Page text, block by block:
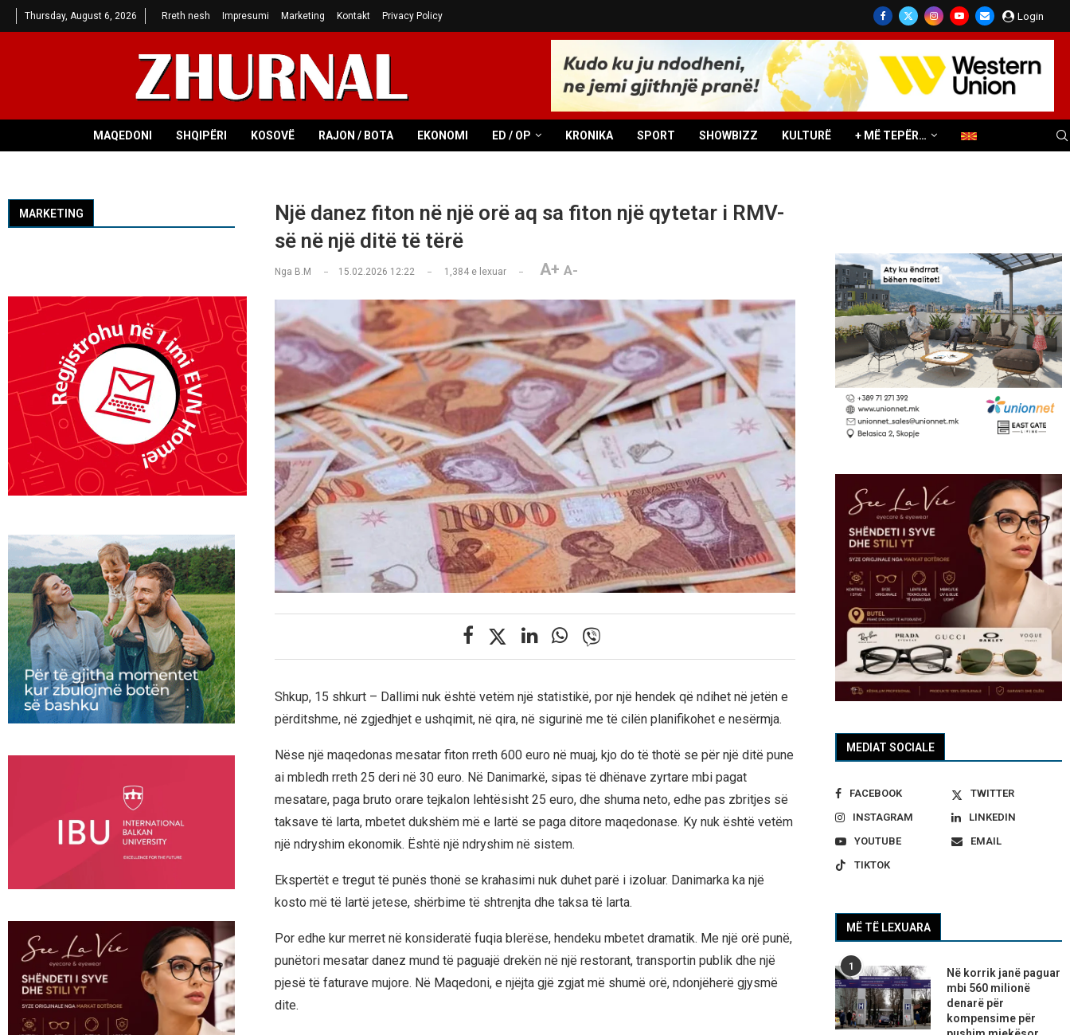
Thursday, August 6, 2026 Rreth nesh Impresumi Marketing Kontakt Privacy Policy Login
MAQEDONI SHQIPËRI KOSOVË RAJON / BOTA EKONOMI ED / OP KRONIKA SPORT SHOWBIZZ KULTURË + MË TEPËR…
Një danez fiton në një orë aq sa fiton një qytetar i RMV-
së në një ditë të tërë
Nga B.M 15.02.2026 12:22 1,384e lexuar A+ A-
Shkup, 15 shkurt – Dallimi nuk është vetëm një statistikë, por një hendek që ndihet në jetën e
përditshme, në zgjedhjet e ushqimit, në qira, në sigurinë me të cilën planifikohet e nesërmja.
Nëse një maqedonas mesatar fiton rreth 600 euro në muaj, kjo do të thotë se për një ditë pune
ai mbledh rreth 25 deri në 30 euro. Në Danimarkë, sipas të dhënave zyrtare mbi pagat
mesatare, paga bruto orare tejkalon lehtësisht 25 euro, dhe shuma neto, edhe pas zbritjes së
taksave të larta, mbetet dukshëm më e lartë se paga ditore maqedonase. Ky nuk është vetëm
një ndryshim ekonomik. Është një ndryshim në sistem.
Ekspertët e tregut të punës thonë se krahasimi nuk duhet parë i izoluar. Danimarka ka një
kosto më të lartë jetese, shërbime të shtrenjta dhe taksa të larta.
Por edhe kur merret në konsideratë fuqia blerëse, hendeku mbetet dramatik. Me një orë punë,
punëtori mesatar danez mund të paguajë drekën në një restorant, transportin publik dhe një
pjesë të faturave mujore. Në Maqedoni, e njëjta gjë zgjat më shumë orë, ndonjëherë gjysmë
dite.
MEDIAT SOCIALE
FACEBOOK
TWITTER
INSTAGRAM
LINKEDIN
YOUTUBE
EMAIL
TIKTOK
MË TË LEXUARA
1
Në korrik janë paguar
mbi 560 milionë
denarë për
kompensime për
MARKETING